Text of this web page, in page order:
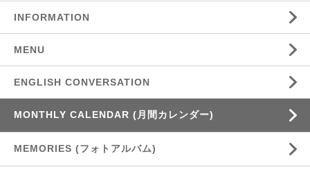
INFORMATION
MENU
ENGLISH CONVERSATION
MONTHLY CALENDAR (月間カレンダー)
MEMORIES (フォトアルバム)